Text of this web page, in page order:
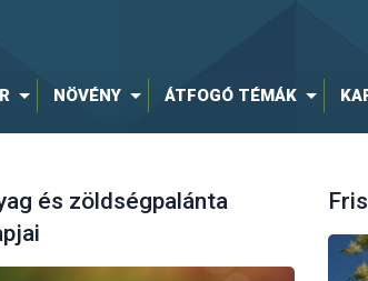
NÖVÉNY ÁTFOGÓ TÉMÁK
és zöldségpalánta